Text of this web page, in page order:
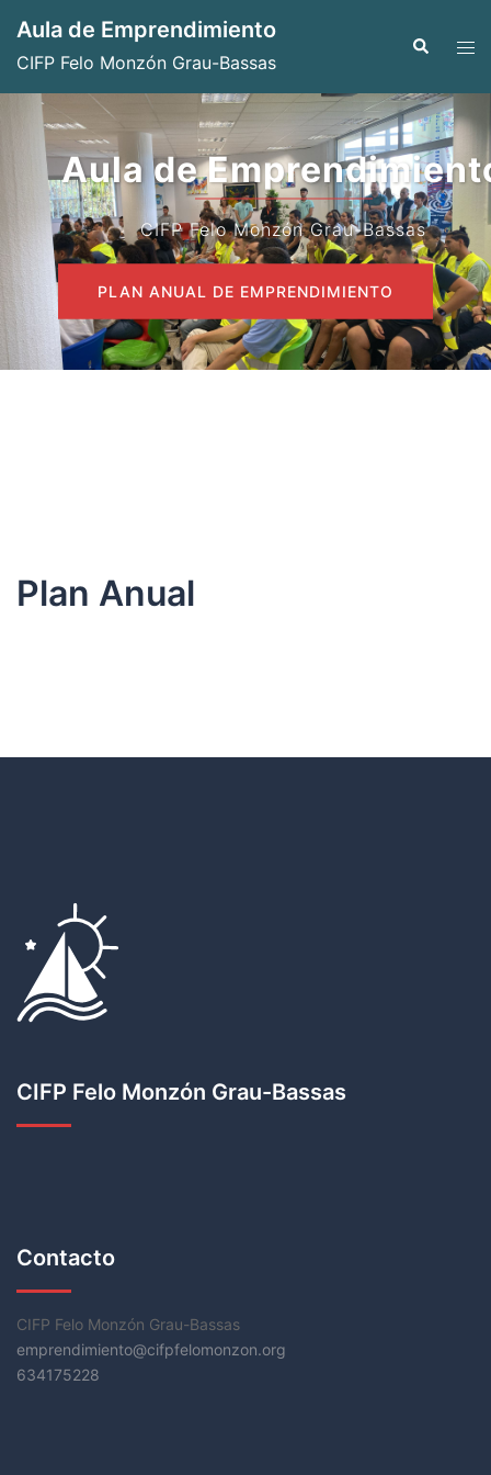
contenido
Aula de Emprendimiento
CIFP Felo Monzón Grau-Bassas
Buscar
Aula de Emprendimiento
CIFP Felo Monzón Grau-Bassas
PLAN ANUAL DE EMPRENDIMIENTO
Plan Anual
CIFP Felo Monzón Grau-Bassas
Contacto
CIFP Felo Monzón Grau-Bassas
emprendimiento@cifpfelomonzon.org
634175228